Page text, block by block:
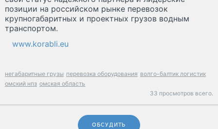
позиции на российском рынке перевозок
крупногабаритных и проектных грузов водным
транспортом.
www.korabli.eu
негабаритные грузы перевозка оборудования волго-балтик логистик
омский нпз омская область
33 просмотров всего.
ОБСУДИТЬ